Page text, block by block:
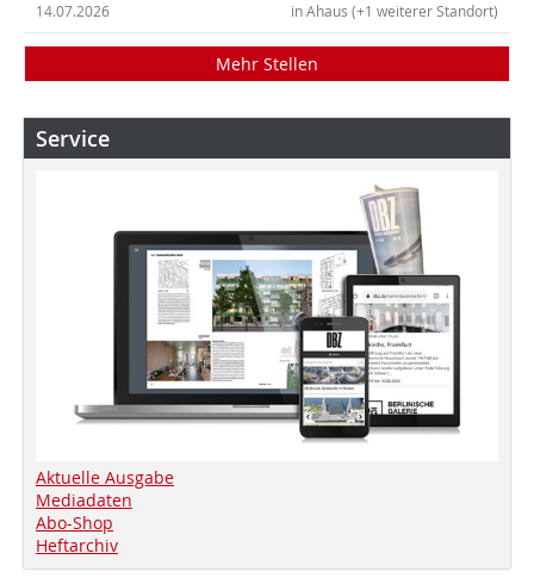
in Ahaus (+1 weiterer Standort)
14.07.2026
Mehr Stellen
Service
Aktuelle Ausgabe
Mediadaten
Abo-Shop
Heftarchiv